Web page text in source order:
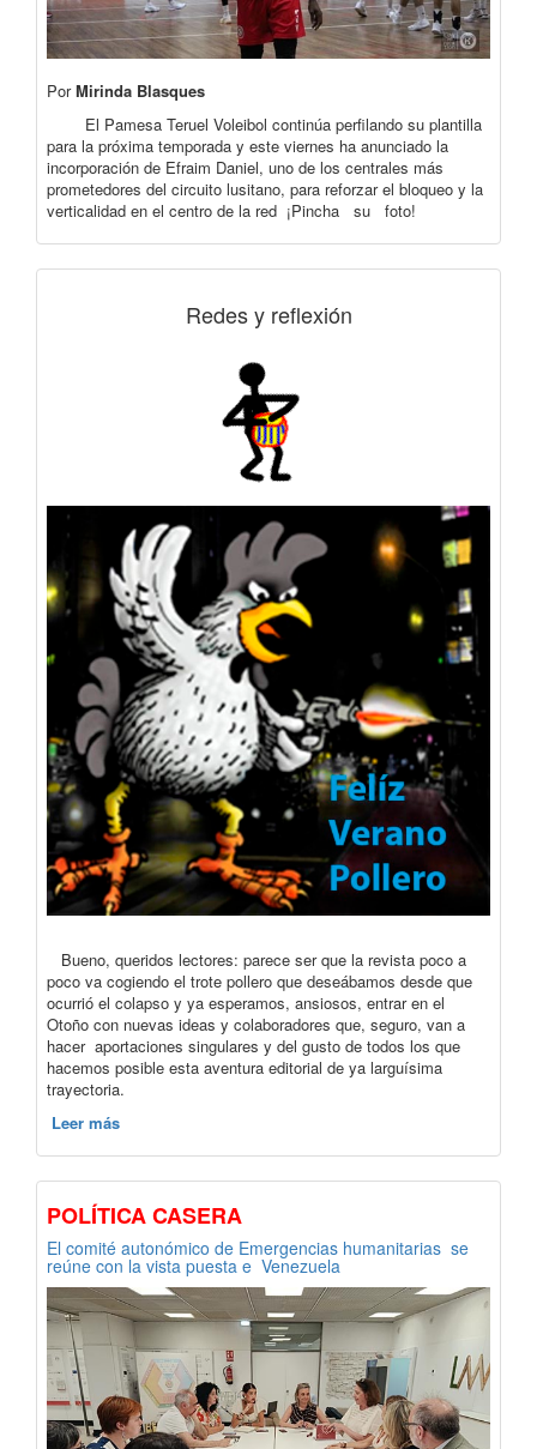
PorMirinda Blasques
El Pamesa Teruel Voleibol continúa perfilando su plantilla
para la próxima temporada y este viernes ha anunciado la
incorporación de Efraim Daniel, uno de los centrales más
prometedores del circuito lusitano, para reforzar el bloqueo y la
verticalidad en el centro de la red ¡Pincha su foto!
Redes y reflexión
Bueno, queridos lectores: parece ser que la revista poco a
poco va cogiendo el trote pollero que deseábamos desde que
ocurrió el colapso y ya esperamos, ansiosos, entrar en el
Otoño con nuevas ideas y colaboradores que, seguro, van a
hacer aportaciones singulares y del gusto de todos los que
hacemos posible esta aventura editorial de ya larguísima
trayectoria.
Leer más
POLÍTICA CASERA
El comité autonómico de Emergencias humanitarias se
reúne con la vista puesta e Venezuela